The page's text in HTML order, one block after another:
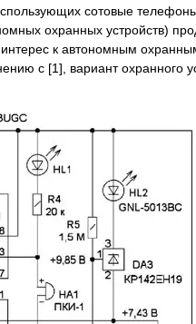
сотовые
охранных устройств)
к автономным
с [1], вариант охранного